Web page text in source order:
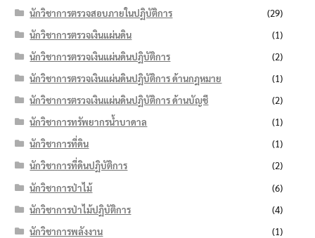
นักวิชาการตรวจสอบภายในปฏิบัติการ
(29)
นักวิชาการตรวจเงินแผ่นดิน
(1)
นักวิชาการตรวจเงินแผ่นดินปฏิบัติการ
(2)
นักวิชาการตรวจเงินแผ่นดินปฏิบัติการ ด้านกฎหมาย
(1)
นักวิชาการตรวจเงินแผ่นดินปฏิบัติการ ด้านบัญชี
(2)
นักวิชาการทรัพยากรน้ำบาดาล
(1)
นักวิชาการที่ดิน
(1)
นักวิชาการที่ดินปฏิบัติการ
(2)
นักวิชาการป่าไม้
(6)
นักวิชาการป่าไม้ปฏิบัติการ
(4)
นักวิชาการพลังงาน
(1)